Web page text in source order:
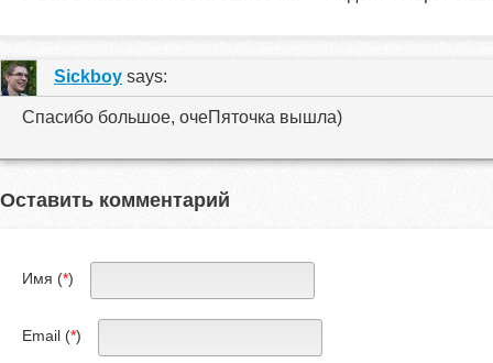
Sickboy says:
Спасибо большое, очеПяточка вышла)
Оставить комментарий
Имя (*)
Email (*)